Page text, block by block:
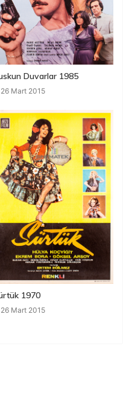
Duvarlar 1985
26 Mart 2015
1970
26 Mart 2015